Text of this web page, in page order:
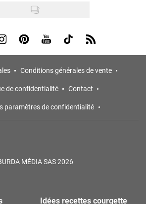
Facebook
us on Instagram
Visit us on Pinterest
Visit us on Youtube
Visit us on Tiktok
Visit us on Rss
Conditions générales de vente
de confidentialité
Contact
paramètres de confidentialité
MÉDIA SAS 2026
Idées recettes courgette